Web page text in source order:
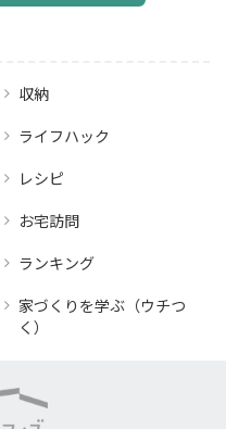
収納
ライフハック
レシピ
お宅訪問
ランキング
家づくりを学ぶ（ウチつ
く）